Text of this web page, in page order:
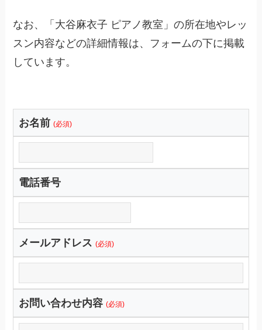
なお、「大谷麻衣子 ピアノ教室」の所在地やレッ
スン内容などの詳細情報は、フォームの下に掲載
しています。
お名前 (必須)
電話番号
メールアドレス (必須)
お問い合わせ内容 (必須)